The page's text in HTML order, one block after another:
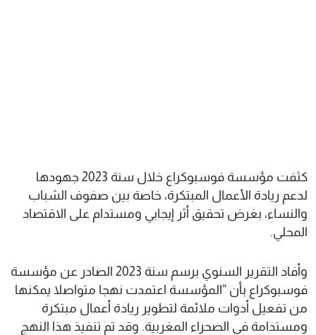
كثفت مؤسسة فوسبوكراع خلال سنة 2023 جهودها
لدعم ريادة الأعمال المبتكرة، خاصة بين صفوف الشباب
والنساء، بغرض تحقيق أثر إيجابي ومستدام على الاقتصاد
المحلي.
وأفاد التقرير السنوي برسم سنة 2023 الصادر عن مؤسسة
فوسبوكراع بأن “المؤسسة اعتمدت نهجا متواصلا يمكنها
من تفعيل أدوات ملائمة لتطوير ريادة أعمال مبتكرة
ومستدامة في الصحراء المغربية. وقد تم تنفيذ هذا النهج